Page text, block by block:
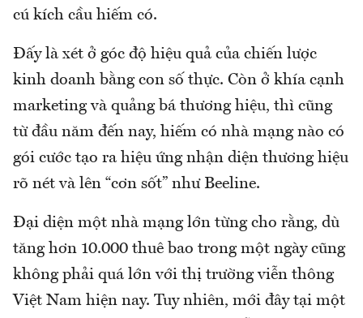
cú kích cầu hiếm có.
Đấy là xét ở góc độ hiệu quả của chiến lược
kinh doanh bằng con số thực. Còn ở khía cạnh
marketing và quảng bá thương hiệu, thì cũng
từ đầu năm đến nay, hiếm có nhà mạng nào có
gói cước tạo ra hiệu ứng nhận diện thương hiệu
rõ nét và lên “cơn sốt” như Beeline.
Đại diện một nhà mạng lớn từng cho rằng, dù
tăng hơn 10.000 thuê bao trong một ngày cũng
không phải quá lớn với thị trường viễn thông
Việt Nam hiện nay. Tuy nhiên, mới đây tại một